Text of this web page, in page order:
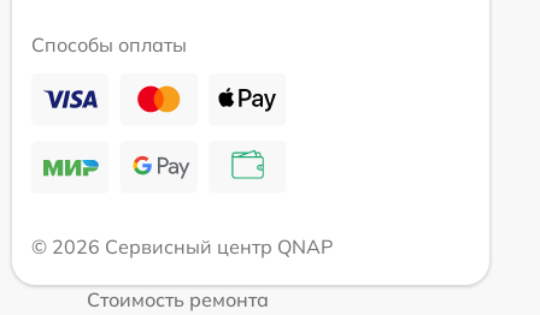
Способы оплаты
© 2026 Сервисный центр QNAP
Стоимость ремонта